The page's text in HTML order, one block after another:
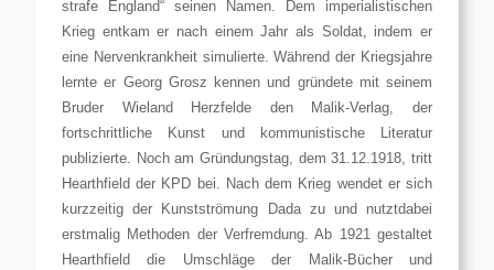
strafe England“ seinen Namen. Dem imperialistischen
Krieg entkam er nach einem Jahr als Soldat, indem er
eine Nervenkrankheit simulierte. Während der Kriegsjahre
lernte er Georg Grosz kennen und gründete mit seinem
Bruder Wieland Herzfelde den Malik-Verlag, der
fortschrittliche Kunst und kommunistische Literatur
publizierte. Noch am Gründungstag, dem 31.12.1918, tritt
Hearthfield der KPD bei. Nach dem Krieg wendet er sich
kurzzeitig der Kunstströmung Dada zu und nutztdabei
erstmalig Methoden der Verfremdung. Ab 1921 gestaltet
Hearthfield die Umschläge der Malik-Bücher und